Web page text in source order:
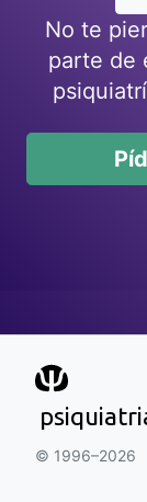
No te
parte de
© 1996–2026